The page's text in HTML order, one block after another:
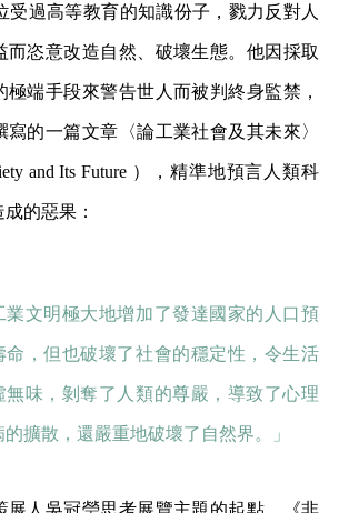
受過高等教育的知識份子，戮力反對人
而恣意改造自然、破壞生態。他因採取
極端手段來警告世人而被判終身監禁，
寫的一篇文章〈論工業社會及其未來〉
and Its Future ），精準地預言人類科
的惡果：
業文明極大地增加了發達國家的人口預
命，但也破壞了社會的穩定性，令生活
無味，剝奪了人類的尊嚴，導致了心理
的擴散，還嚴重地破壞了自然界。」
展人吳冠瑩思考展覽主題的起點，《非